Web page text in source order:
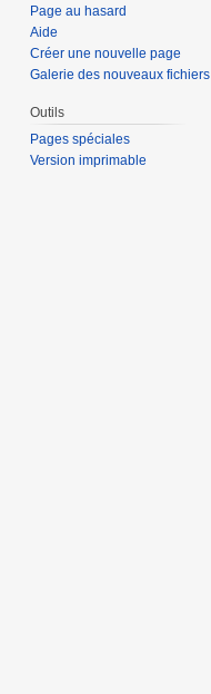
Page au hasard
Aide
Créer une nouvelle page
Galerie des nouveaux fichiers
Outils
Pages spéciales
Version imprimable